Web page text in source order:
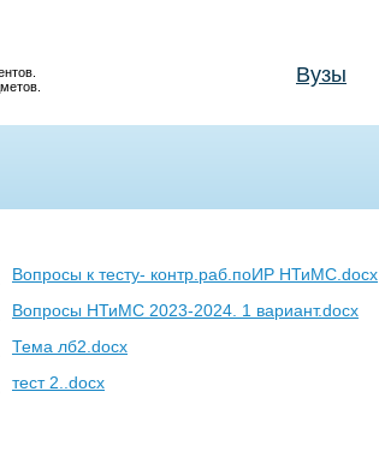
Вузы
Вопросы к тесту- контр.раб.поИР НТиМС.docx
Вопросы НТиМС 2023-2024. 1 вариант.docx
Тема лб2.docx
тест 2..docx